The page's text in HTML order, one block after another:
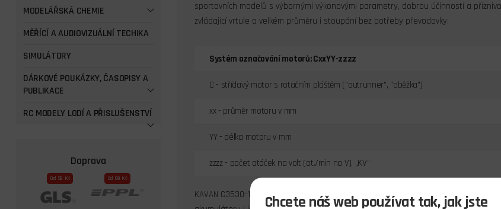
MODELÁŘSKÁ CHEMIE
MĚŘÍCÍ A AUDIOVIZUÁLNÍ TECHIKA
SIMULÁTORY
DÁRKOVÉ POUKÁZKY, ČASOPISY A
PUBLIKACE
RC MODELY LODÍ A PŘISLUŠENSTVÍ
Doprava
Od 59 Kč Od 69 Kč
sportovních modelů s výbornými výkonovými parametry, dobrou účinností a
zvládající vrtule o velkém průměru i stoupání bez potřeby převodovky.
Systém označování motorů: CxxYY-zzzz
C - střídavý motor s rotačním pláštěm ("outrunner", "oběžka")
xx - průměr motoru v mm
YY - délka motoru v mm
zzzz - počet otáček na volt (ot./min na V), „KV“
KAVAN C3530-1400 je střídavý motor učený pro pohon menších modelů s
Chcete náš web používat tak, jak jste